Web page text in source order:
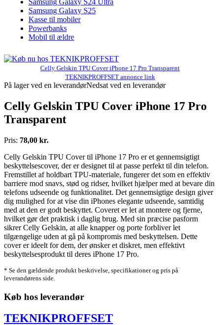
Samsung Galaxy S24 Ultra
Samsung Galaxy S25
Kasse til mobiler
Powerbanks
Mobil til ældre
Celly Gelskin TPU Cover iPhone 17 Pro Transparent
TEKNIKPROFFSET annonce link
På lager ved en leverandørNedsat ved en leverandør
Celly Gelskin TPU Cover iPhone 17 Pro
Transparent
Pris: 78,00 kr.
Celly Gelskin TPU Cover til iPhone 17 Pro er et gennemsigtigt
beskyttelsescover, der er designet til at passe perfekt til din telefon.
Fremstillet af holdbart TPU-materiale, fungerer det som en effektiv
barriere mod snavs, stød og ridser, hvilket hjælper med at bevare din
telefons udseende og funktionalitet. Det gennemsigtige design giver
dig mulighed for at vise din iPhones elegante udseende, samtidig
med at den er godt beskyttet. Coveret er let at montere og fjerne,
hvilket gør det praktisk i daglig brug. Med sin præcise pasform
sikrer Celly Gelskin, at alle knapper og porte forbliver let
tilgængelige uden at gå på kompromis med beskyttelsen. Dette
cover er ideelt for dem, der ønsker et diskret, men effektivt
beskyttelsesprodukt til deres iPhone 17 Pro.
* Se den gældende produkt beskrivelse, specifikationer og pris på
leverandørens side.
Køb hos leverandør
TEKNIKPROFFSET